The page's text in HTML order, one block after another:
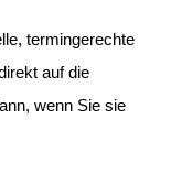
termingerechte
auf die
wenn Sie sie